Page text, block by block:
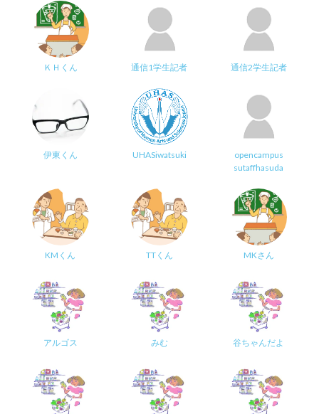
ＫＨくん 通信1学生記者 通信2学生記者
伊東くん UHASiwatsuki
opencampus
sutaffhasuda
KMくん TTくん MKさん
アルゴス みむ 谷ちゃんだよ